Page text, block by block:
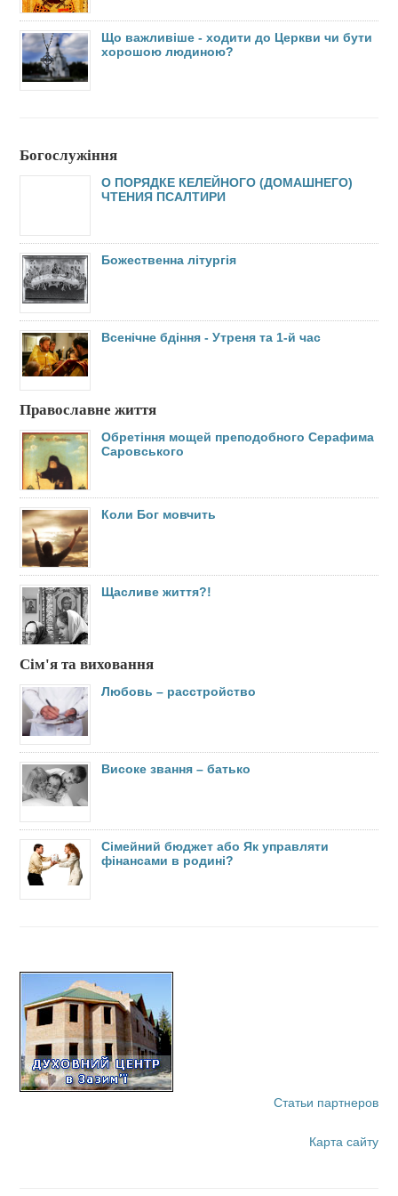
28 квітня,
понеділок
Радониця. Поминання померлих
зазимців.
14.00 – Панахида на
Що важливіше - ходити до Церкви чи бути
хорошою людиною?
Богослужіння
О ПОРЯДКЕ КЕЛЕЙНОГО (ДОМАШНЕГО)
ЧТЕНИЯ ПСАЛТИРИ
Божественна літургія
Всенічне бдіння - Утреня та 1-й час
Православне життя
Обретіння мощей преподобного Серафима
Саровського
Коли Бог мовчить
Щасливе життя?!
Сім'я та виховання
Любовь – расстройство
Високе звання – батько
Сімейний бюджет або Як управляти
фінансами в родині?
Статьи партнеров
Карта сайту